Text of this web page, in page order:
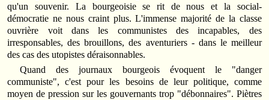
qu'un souvenir. La bourgeoisie se rit de nous et la social-
démocratie ne nous craint plus. L'immense majorité de la classe
ouvrière voit dans les communistes des incapables, des
irresponsables, des brouillons, des aventuriers - dans le meilleur
des cas des utopistes déraisonnables.
Quand des journaux bourgeois évoquent le "danger
communiste", c'est pour les besoins de leur politique, comme
moyen de pression sur les gouvernants trop "débonnaires". Piètres